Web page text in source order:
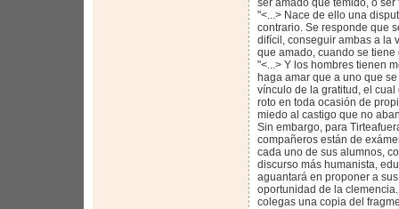
ser amado que temido, o ser
"<...> Nace de ello una
contrario. Se responde que
difícil, conseguir ambas a la
que amado, cuando se
"<...> Y los hombres tienen
haga amar que a uno que
vínculo de la gratitud, el
roto en toda ocasión de
miedo al castigo que no
Sin embargo, para
compañeros están de
cada uno de sus alumnos,
discurso más humanista,
aguantará en proponer a
oportunidad de la
colegas una copia del